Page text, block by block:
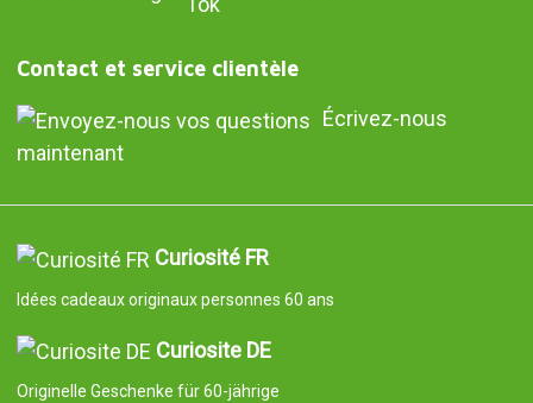
Contact et service clientèle
Écrivez-nous
maintenant
Curiosité FR
Idées cadeaux originaux personnes 60 ans
Curiosite DE
Originelle Geschenke für 60-jährige